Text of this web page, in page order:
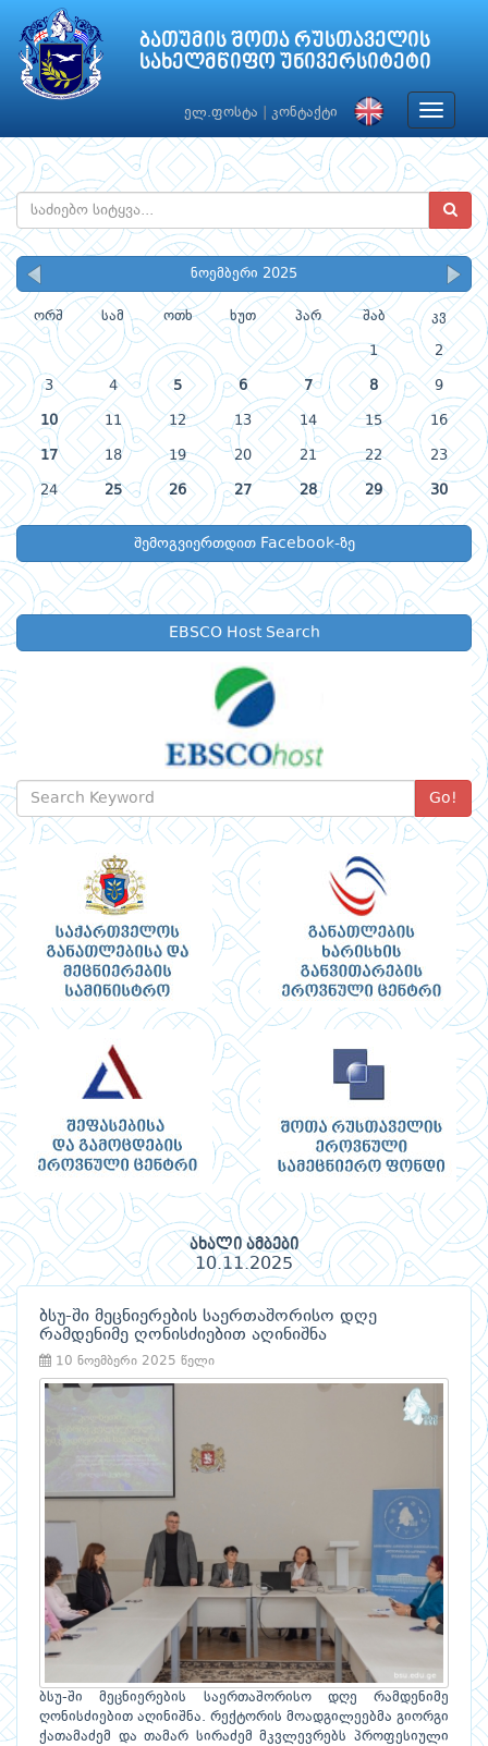
ბათუმის შოთა რუსთაველის
სახელმწიფო უნივერსიტეტი
ელ.ფოსტა კონტაქტი
Toggle
ნოემბერი 2025
ორშ სამ ოთხ ხუთ პარ შაბ კვ
1 2
3 4 5 6 7 8 9
10 11 12 13 14 15 16
17 18 19 20 21 22 23
24 25 26 27 28 29 30
შემოგვიერთდით Facebook-ზე
EBSCO Host Search
Go!
ახალი ამბები
10.11.2025
ბსუ-ში მეცნიერების საერთაშორისო დღე
რამდენიმე ღონისძიებით აღინიშნა
10 ნოემბერი 2025 წელი
ბსუ-ში მეცნიერების საერთაშორისო დღე რამდენიმე
ღონისძიებით აღინიშნა. რექტორის მოადგილეებმა გიორგი
ქათამაძემ და თამარ სირაძემ მკვლევრებს პროფესიული